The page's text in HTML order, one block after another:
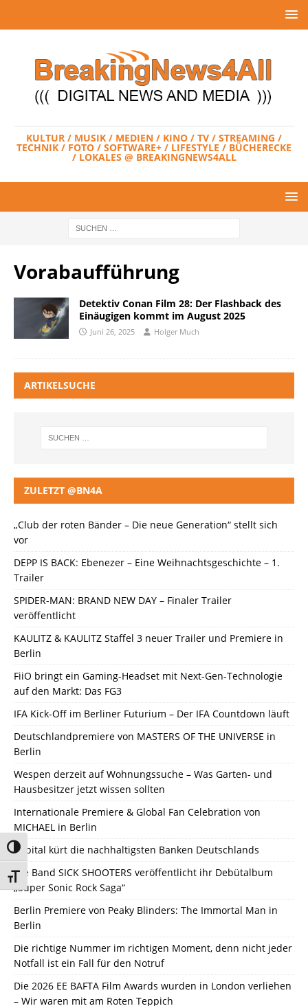
Umschalten auf hohe Kontraste
Schrift vergrößern
KULTUR / MUSIK / MEDIEN / KINO / TV / STREAMING /
TECHNIK / FOTO / SOFTWARE+ / LIFESTYLE / BÜCHERECKE
/ LOKALES @ BREAKINGNEWS4ALL
Vorabaufführung
Detektiv Conan Film 28: Der Flashback des
Einäugigen kommt im August 2025
Juni 26, 2025 Holger Much
ARTIKELSUCHE
ZULETZT @BN4A
„Club der roten Bänder – Die neue Generation“ stellt sich
vor
DEPP IS BACK: Ebenezer – Eine Weihnachtsgeschichte – 1.
Trailer
SPIDER-MAN: BRAND NEW DAY – Finaler Trailer
veröffentlicht
KAULITZ & KAULITZ Staffel 3 neuer Trailer und Premiere in
Berlin
FiiO bringt ein Gaming-Headset mit Next-Gen-Technologie
auf den Markt: Das FG3
IFA Kick-Off im Berliner Futurium – Der IFA Countdown läuft
Deutschlandpremiere von MASTERS OF THE UNIVERSE in
Berlin
Wespen derzeit auf Wohnungssuche – Was Garten- und
Hausbesitzer jetzt wissen sollten
Internationale Premiere & Global Fan Celebration von
MICHAEL in Berlin
Capital kürt die nachhaltigsten Banken Deutschlands
Die Band SICK SHOOTERS veröffentlicht ihr Debütalbum
„Super Sonic Rock Saga“
Berlin Premiere von Peaky Blinders: The Immortal Man in
Berlin
Die richtige Nummer im richtigen Moment, denn nicht jeder
Notfall ist ein Fall für den Notruf
Die 2026 EE BAFTA Film Awards wurden in London verliehen
– Wir waren mit am Roten Teppich